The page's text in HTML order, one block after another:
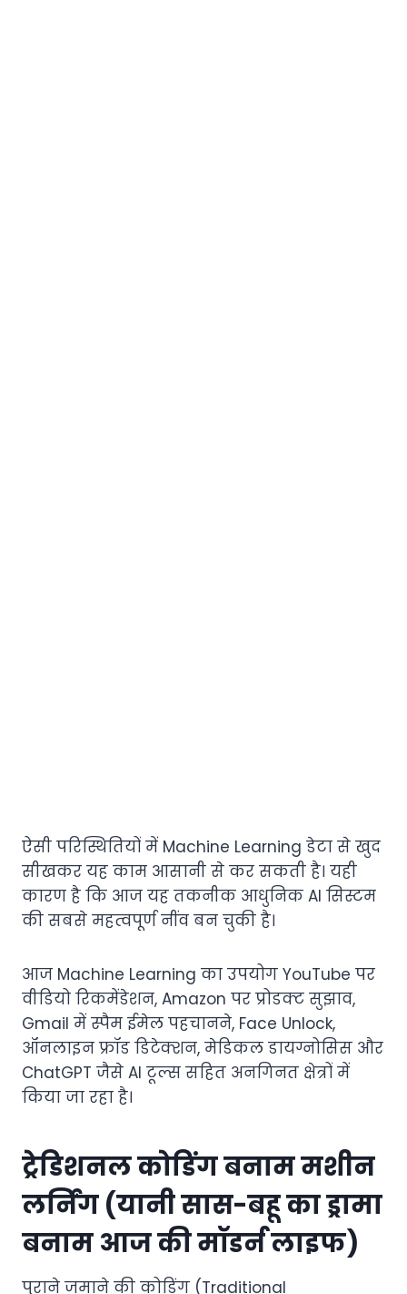
ऐसी परिस्थितियों में Machine Learning डेटा से खुद
सीखकर यह काम आसानी से कर सकती है। यही
कारण है कि आज यह तकनीक आधुनिक AI सिस्टम
की सबसे महत्वपूर्ण नींव बन चुकी है।
आज Machine Learning का उपयोग YouTube पर
वीडियो रिकमेंडेशन, Amazon पर प्रोडक्ट सुझाव,
Gmail में स्पैम ईमेल पहचानने, Face Unlock,
ऑनलाइन फ्रॉड डिटेक्शन, मेडिकल डायग्नोसिस और
ChatGPT जैसे AI टूल्स सहित अनगिनत क्षेत्रों में
किया जा रहा है।
ट्रेडिशनल कोडिंग बनाम मशीन
लर्निंग (यानी सास-बहू का ड्रामा
बनाम आज की मॉडर्न लाइफ)
पुराने जमाने की कोडिंग (Traditional